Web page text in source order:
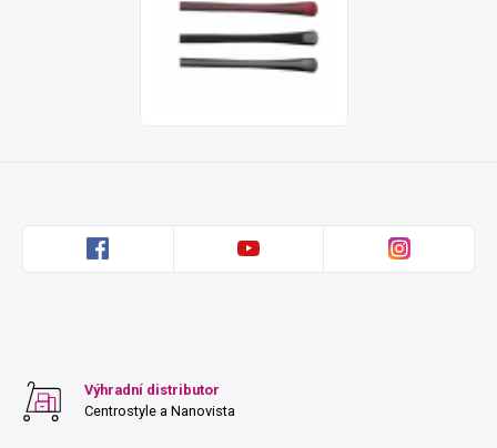
Výhradní distributor
Centrostyle a Nanovista